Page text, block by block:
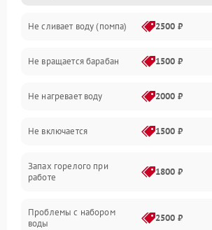
Водоснабжение
Слив
Программное обеспечение
Не сливает воду (помпа) 2500 ₽
Не вращается барабан 1500 ₽
Не нагревает воду 2000 ₽
Не включается 1500 ₽
Запах горелого при
работе
1800 ₽
Проблемы с набором
воды
2500 ₽